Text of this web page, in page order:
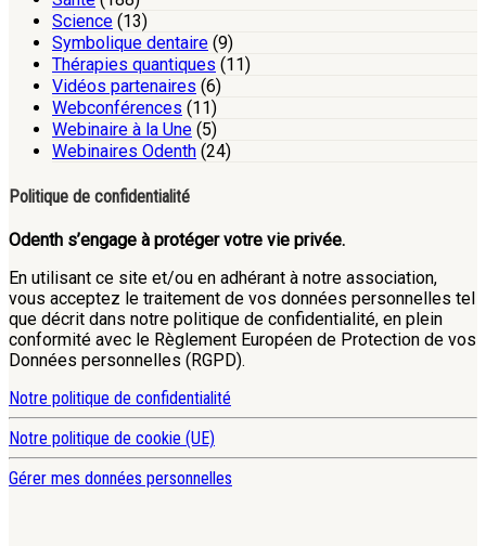
Science (13)
Symbolique dentaire (9)
Thérapies quantiques (11)
Vidéos partenaires (6)
Webconférences (11)
Webinaire à la Une (5)
Webinaires Odenth (24)
Politique de confidentialité
Odenth s’engage à protéger votre vie privée.
En utilisant ce site et/ou en adhérant à notre association,
vous acceptez le traitement de vos données personnelles tel
que décrit dans notre politique de confidentialité, en plein
conformité avec le Règlement Européen de Protection de vos
Données personnelles (RGPD).
Notre politique de confidentialité
Notre politique de cookie (UE)
Gérer mes données personnelles